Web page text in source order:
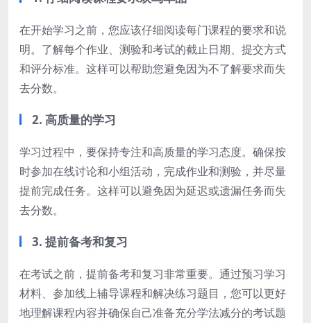
在开始学习之前，您应该仔细阅读每门课程的要求和说
明。了解每个作业、测验和考试的截止日期、提交方式
和评分标准。这样可以帮助您避免因为不了解要求而失
去分数。
2. 高质量的学习
学习过程中，要保持专注和高质量的学习态度。确保按
时参加在线讨论和小组活动，完成作业和测验，并尽量
提前完成任务。这样可以避免因为延迟或遗漏任务而失
去分数。
3. 提前备考和复习
在考试之前，提前备考和复习非常重要。通过预习学习
材料、参加线上辅导课程和解决练习题目，您可以更好
地理解课程内容并确保自己准备充分学法减分的考试题